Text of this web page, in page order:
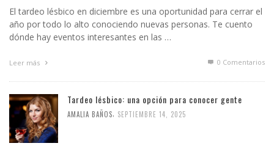
El tardeo lésbico en diciembre es una oportunidad para cerrar el
año por todo lo alto conociendo nuevas personas. Te cuento
dónde hay eventos interesantes en las …
Leer más 0 Comentarios
Tardeo lésbico: una opción para conocer gente
AMALIA BAÑOS SEPTIEMBRE 14, 2025